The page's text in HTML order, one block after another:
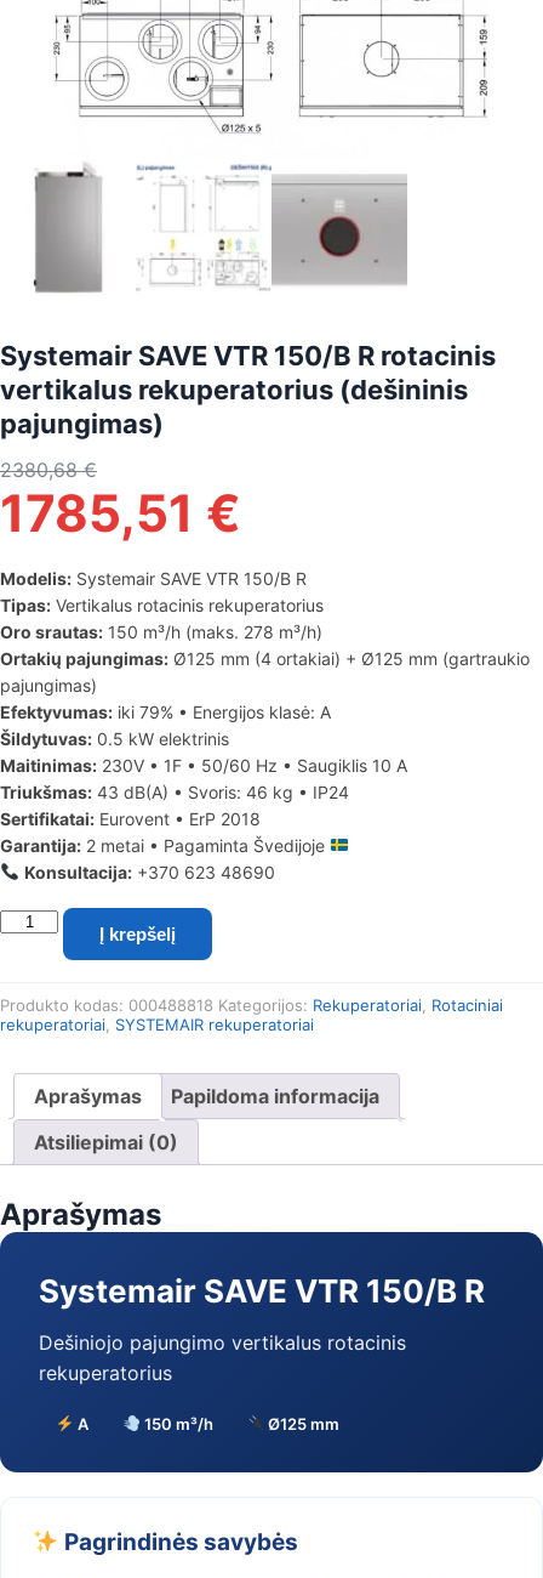
Systemair SAVE VTR 150/B R rotacinis
vertikalus rekuperatorius (dešininis
pajungimas)
2380,68€
1785,51 €
Modelis: Systemair SAVE VTR 150/B R
Tipas: Vertikalus rotacinis rekuperatorius
Oro srautas: 150 m³/h (maks. 278 m³/h)
Ortakių pajungimas: Ø125 mm (4 ortakiai) + Ø125 mm (gartraukio
pajungimas)
Efektyvumas: iki 79% • Energijos klasė: A
Šildytuvas: 0.5 kW elektrinis
Maitinimas: 230V • 1F • 50/60 Hz • Saugiklis 10 A
Triukšmas: 43 dB(A) • Svoris: 46 kg • IP24
Sertifikatai: Eurovent • ErP 2018
Garantija: 2 metai • Pagaminta Švedijoje
Konsultacija:+370 623 48690
produkto
Systemair
VTR
150/B
rotacinis
vertikalus
rekuperatorius
(dešininis
Į krepšelį
Produkto kodas: 000488818 Kategorijos: Rekuperatoriai Rotaciniai
rekuperatoriai SYSTEMAIR rekuperatoriai
Aprašymas
Papildoma informacija
Atsiliepimai (0)
Aprašymas
Systemair SAVE VTR 150/B R
Dešiniojo pajungimo vertikalus rotacinis
rekuperatorius
A 150 m³/h Ø125 mm
Pagrindinės savybės